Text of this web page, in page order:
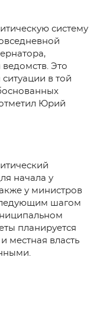
систему
Это
в той
Юрий
начала у
у министров
шагом
планируется
местная власть